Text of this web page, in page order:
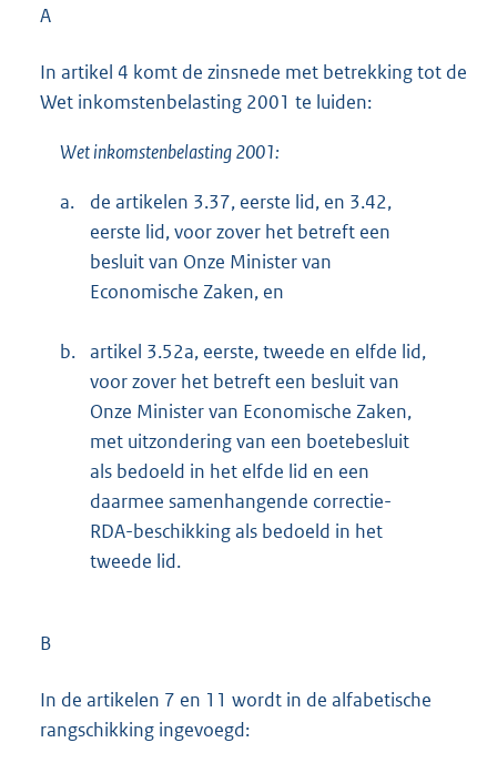
A
In artikel 4 komt de zinsnede met betrekking tot de
Wet inkomstenbelasting 2001 te luiden:
Wet inkomstenbelasting 2001:
a.
de artikelen 3.37, eerste lid, en 3.42,
eerste lid, voor zover het betreft een
besluit van Onze Minister van
Economische Zaken, en
b. artikel 3.52a, eerste, tweede en elfde lid,
voor zover het betreft een besluit van
Onze Minister van Economische Zaken,
met uitzondering van een boetebesluit
als bedoeld in het elfde lid en een
daarmee samenhangende correctie-
RDA-beschikking als bedoeld in het
tweede lid.
B
In de artikelen 7 en 11 wordt in de alfabetische
rangschikking ingevoegd: